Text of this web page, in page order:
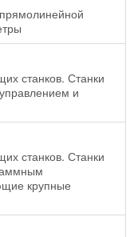
станков. Станки
и
станков. Станки
крупные